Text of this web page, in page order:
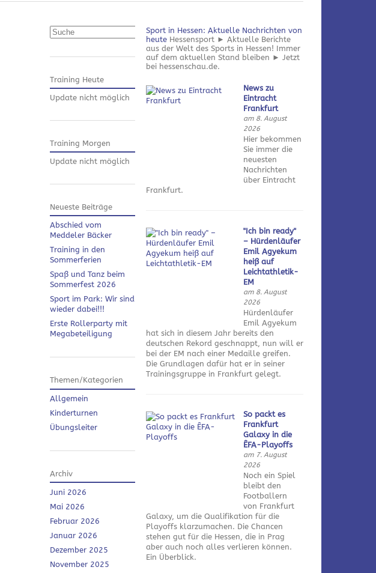
Suchen
Training Heute
Update nicht möglich
Training Morgen
Update nicht möglich
Neueste Beiträge
Abschied vom
Meddeler Bäcker
Training in den
Sommerferien
Spaß und Tanz beim
Sommerfest 2026
Sport im Park: Wir sind
wieder dabei!!!
Erste Rollerparty mit
Megabeteiligung
Themen/Kategorien
Allgemein
Kinderturnen
Übungsleiter
Archiv
Juni 2026
Mai 2026
Februar 2026
Januar 2026
Dezember 2025
November 2025
Sport in Hessen: Aktuelle Nachrichten von
heute Hessensport ► Aktuelle Berichte
aus der Welt des Sports in Hessen! Immer
auf dem aktuellen Stand bleiben ► Jetzt
bei hessenschau.de.
News zu
Eintracht
Frankfurt
am 8. August
2026
Hier bekommen
Sie immer die
neuesten
Nachrichten
über Eintracht
Frankfurt.
"Ich bin ready"
– Hürdenläufer
Emil Agyekum
heiß auf
Leichtathletik-
EM
am 8. August
2026
Hürdenläufer
Emil Agyekum
hat sich in diesem Jahr bereits den
deutschen Rekord geschnappt, nun will er
bei der EM nach einer Medaille greifen.
Die Grundlagen dafür hat er in seiner
Trainingsgruppe in Frankfurt gelegt.
So packt es
Frankfurt
Galaxy in die
ÊFA-Playoffs
am 7. August
2026
Noch ein Spiel
bleibt den
Footballern
von Frankfurt
Galaxy, um die Qualifikation für die
Playoffs klarzumachen. Die Chancen
stehen gut für die Hessen, die in Prag
aber auch noch alles verlieren können.
Ein Überblick.